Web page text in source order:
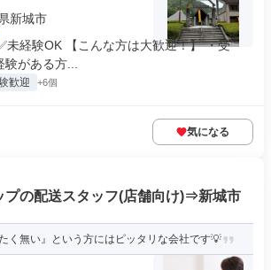
新城市
未経験OK 【こんな方は大歓迎！】 ・受
がある方...
歓迎 +6個
気になる
プの配送スタッフ(店舗向け)⇒新城市
く無い』という方にはピッタリな会社です💡